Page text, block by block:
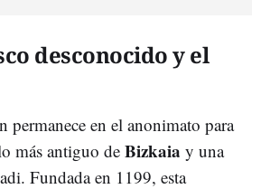
desconocido y el
permanece en el anonimato para
más antiguo de Bizkaia y una
Fundada en 1199, esta